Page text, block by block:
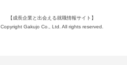
【成長企業と出会える就職情報サイト】
Copyright Gakujo Co., Ltd. All rights reserved.